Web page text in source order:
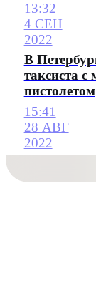
13:32
4 СЕН
2022
В
таксиста
пистолетом
15:41
28 АВГ
2022